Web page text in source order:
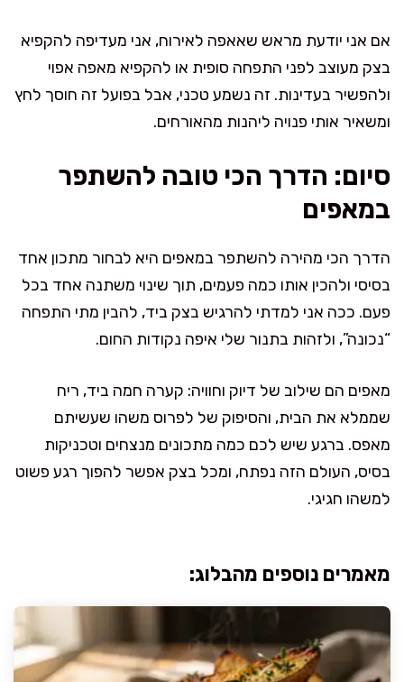
אם אני יודעת מראש שאאפה לאירוח, אני מעדיפה להקפיא
בצק מעוצב לפני התפחה סופית או להקפיא מאפה אפוי
ולהפשיר בעדינות. זה נשמע טכני, אבל בפועל זה חוסך לחץ
ומשאיר אותי פנויה ליהנות מהאורחים.
סיום: הדרך הכי טובה להשתפר
במאפים
הדרך הכי מהירה להשתפר במאפים היא לבחור מתכון אחד
בסיסי ולהכין אותו כמה פעמים, תוך שינוי משתנה אחד בכל
פעם. ככה אני למדתי להרגיש בצק ביד, להבין מתי התפחה
“נכונה”, ולזהות בתנור שלי איפה נקודות החום.
מאפים הם שילוב של דיוק וחוויה: קערה חמה ביד, ריח
שממלא את הבית, והסיפוק של לפרוס משהו שעשיתם
מאפס. ברגע שיש לכם כמה מתכונים מנצחים וטכניקות
בסיס, העולם הזה נפתח, ומכל בצק אפשר להפוך רגע פשוט
למשהו חגיגי.
מאמרים נוספים מהבלוג: